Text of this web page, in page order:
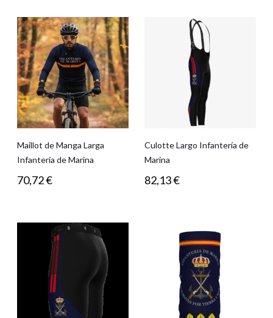
Maillot de Manga Larga
Infantería de Marina
70,72€
Culotte Largo Infantería de
Marina
82,13€